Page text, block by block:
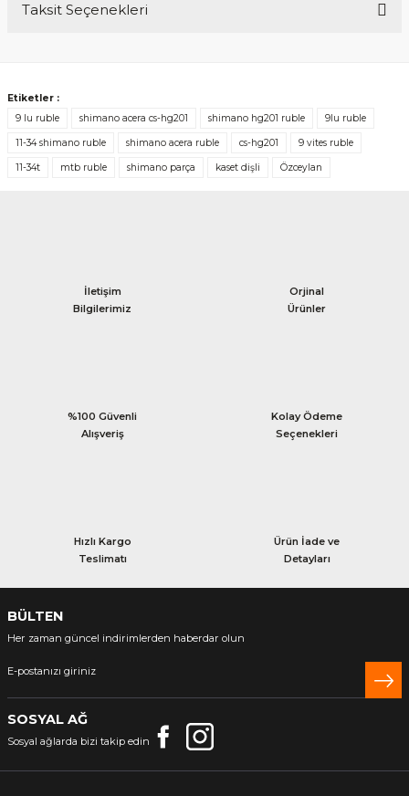
Taksit Seçenekleri
Etiketler :
9 lu ruble
shimano acera cs-hg201 shimano hg201 ruble 9lu ruble
11-34 shimano ruble shimano acera ruble cs-hg201 9 vites ruble
11-34t mtb ruble shimano parça kaset dişli Özceylan
İletişim
Bilgilerimiz
Orjinal
Ürünler
%100 Güvenli
Alışveriş
Kolay Ödeme
Seçenekleri
Hızlı Kargo
Teslimatı
Ürün İade ve
Detayları
BÜLTEN
Her zaman güncel indirimlerden haberdar olun
SOSYAL AĞ
Sosyal ağlarda bizi takip edin